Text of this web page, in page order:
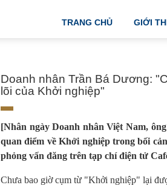
TRANG CHỦ GIỚI
Doanh nhân Trần Bá Dương:
lõi của Khởi nghiệp"
[Nhân ngày Doanh nhân Việt Nam,
quan điểm về Khởi nghiệp trong bối
phỏng vấn đăng trên tạp chí điện tử
Chưa bao giờ cụm từ "Khởi nghiệp" lại